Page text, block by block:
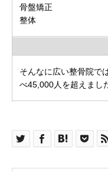
骨盤矯正
整体
そんなに広い整骨院で
べ45,000人を超えまし